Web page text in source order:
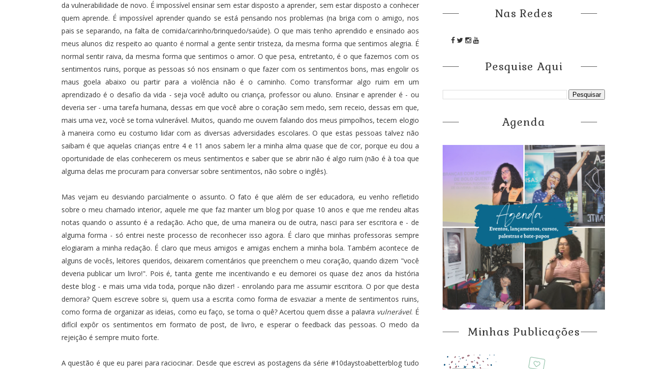
da vulnerabilidade de novo. É impossível ensinar sem estar disposto a aprender, sem estar disposto a conhecer
quem aprende. É impossível aprender quando se está pensando nos problemas (na briga com o amigo, nos
pais se separando, na falta de comida/carinho/brinquedo/saúde). O que mais tenho aprendido e ensinado aos
meus alunos diz respeito ao quanto é normal a gente sentir tristeza, da mesma forma que sentimos alegria. É
normal sentir raiva, da mesma forma que sentimos o amor. O que pesa, entretanto, é o que fazemos com os
sentimentos ruins, porque as pessoas só nos ensinam o que fazer com os sentimentos bons, mas engolir os
maus goela abaixo ou partir para a violência não é o caminho. Como transformar algo ruim em um
aprendizado é o desafio da vida - seja você adulto ou criança, professor ou aluno. Ensinar e aprender é - ou
deveria ser - uma tarefa humana, dessas em que você abre o coração sem medo, sem receio, dessas em que,
mais uma vez, você se torna vulnerável. Muitos, quando me ouvem falando dos meus pimpolhos, tecem elogio
à maneira como eu costumo lidar com as diversas adversidades escolares. O que estas pessoas talvez não
saibam é que aquelas crianças entre 4 e 11 anos sabem ler a minha alma quase que de cor, porque eu dou a
oportunidade de elas conhecerem os meus sentimentos e saber que se abrir não é algo ruim (não é à toa que
alguma delas me procuram para conversar sobre sentimentos, não sobre o inglês).
Mas vejam eu desviando parcialmente o assunto. O fato é que além de ser educadora, eu venho refletido
sobre o meu chamado interior, aquele me que faz manter um blog por quase 10 anos e que me rendeu altas
notas quando o assunto é a redação. Acho que, de uma maneira ou de outra, nasci para ser escritora e - de
alguma forma - só entrei neste processo de reconhecer isso agora. É claro que minhas professoras sempre
elogiaram a minha redação. É claro que meus amigos e amigas enchem a minha bola. Também acontece de
alguns de vocês, leitores queridos, deixarem comentários que preenchem o meu coração, quando dizem "você
deveria publicar um livro!". Pois é, tanta gente me incentivando e eu demorei os quase dez anos da história
deste blog - e mais uma vida toda, porque não dizer! - enrolando para me assumir escritora. O por que desta
demora? Quem escreve sobre si, quem usa a escrita como forma de esvaziar a mente de sentimentos ruins,
como forma de organizar as ideias, como eu faço, se torna o quê? Acertou quem disse a palavra vulnerável. É
difícil expôr os sentimentos em formato de post, de livro, e esperar o feedback das pessoas. O medo da
rejeição é sempre muito forte.
A questão é que eu parei para raciocinar. Desde que escrevi as postagens da série #10daystoabetterblogtudo
Nas Redes
Pesquise Aqui
Agenda
Minhas Publicações